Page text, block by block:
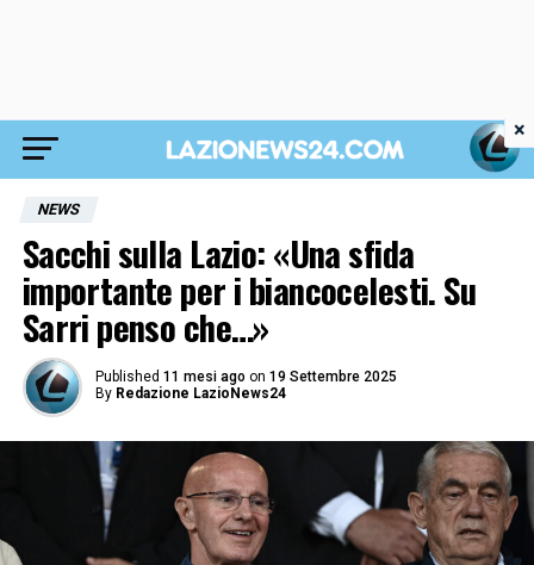
NEWS
Sacchi sulla Lazio: «Una sfida
importante per i biancocelesti. Su
Sarri penso che…»
Published 11 mesi ago on 19 Settembre 2025
By Redazione LazioNews24
×